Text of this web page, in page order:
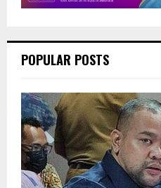
POPULAR POSTS